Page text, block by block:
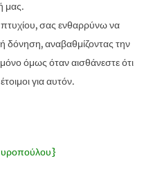
μας.
πτυχίου, σας ενθαρρύνω να
δόνηση, αναβαθμίζοντας την
όμως όταν αισθάνεστε ότι
για αυτόν.